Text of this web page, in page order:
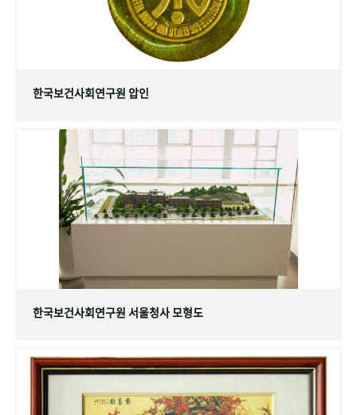
한국보건사회연구원 압인
한국보건사회연구원 서울청사 모형도